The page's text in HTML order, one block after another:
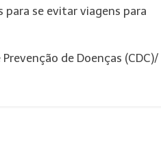
se evitar viagens para
de Doenças (CDC)/